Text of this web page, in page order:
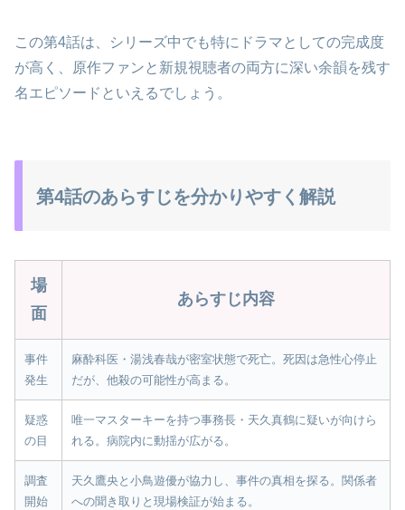
この第4話は、シリーズ中でも特にドラマとしての完成度
が高く、原作ファンと新規視聴者の両方に深い余韻を残す
名エピソードといえるでしょう。
第4話のあらすじを分かりやすく解説
場
面
あらすじ内容
事件
発生
麻酔科医・湯浅春哉が密室状態で死亡。死因は急性心停止
だが、他殺の可能性が高まる。
疑惑
の目
唯一マスターキーを持つ事務長・天久真鶴に疑いが向けら
れる。病院内に動揺が広がる。
調査
開始
天久鷹央と小鳥遊優が協力し、事件の真相を探る。関係者
への聞き取りと現場検証が始まる。